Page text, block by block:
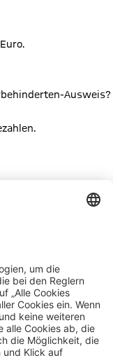
Ausweis?
FC Bayern München
Ihrem Nutzer-Konto
speichern.
vor.